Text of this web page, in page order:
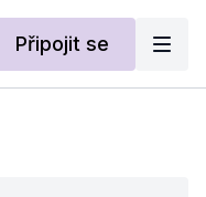
Připojit se